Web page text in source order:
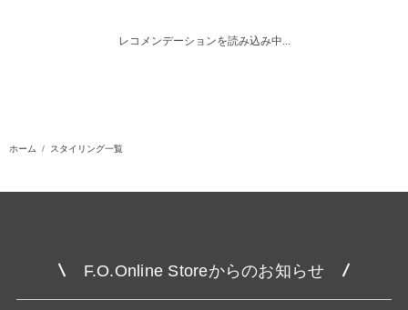
レコメンデーションを読み込み中...
ホーム スタイリング一覧
F.O.Online Storeからのお知らせ